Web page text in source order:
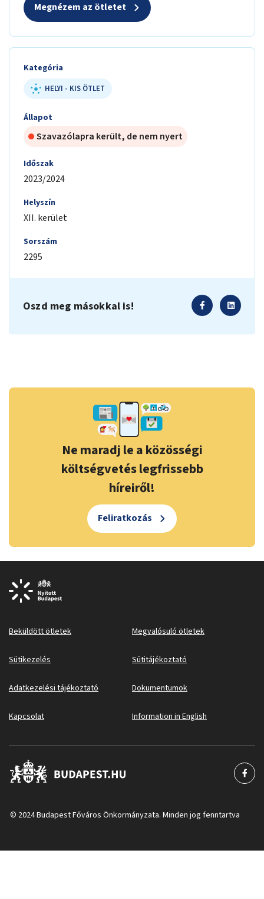
Megnézem az ötletet
Kategória
HELYI - KIS ÖTLET
Állapot
Szavazólapra került, de nem nyert
Időszak
2023/2024
Helyszín
XII. kerület
Sorszám
2295
Oszd meg másokkal is!
Ne maradj le a közösségi
költségvetés legfrissebb
híreiről!
Feliratkozás
Beküldött ötletek Megvalósuló ötletek
Sütikezelés Sütitájékoztató
Adatkezelési tájékoztató Dokumentumok
Kapcsolat Information in English
© 2024 Budapest Főváros Önkormányzata. Minden jog fenntartva